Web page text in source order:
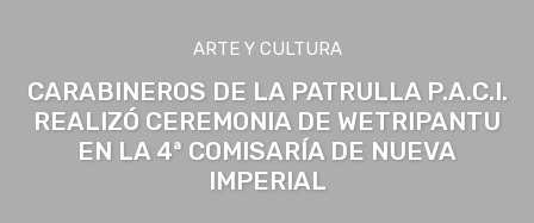
ARTE Y CULTURA
CARABINEROS DE LA PATRULLA P.A.C.I.
REALIZÓ CEREMONIA DE WETRIPANTU
EN LA 4ª COMISARÍA DE NUEVA
IMPERIAL